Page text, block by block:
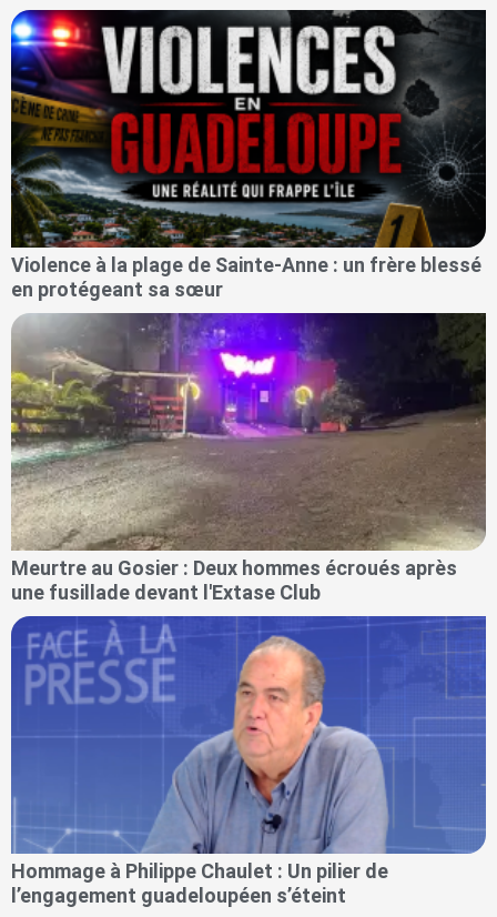
Violence à la plage de Sainte-Anne : un frère blessé
en protégeant sa sœur
Meurtre au Gosier : Deux hommes écroués après
une fusillade devant l'Extase Club
Hommage à Philippe Chaulet : Un pilier de
l’engagement guadeloupéen s’éteint